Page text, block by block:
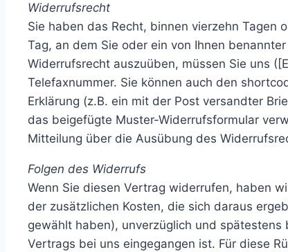
Widerrufsrecht
Sie haben das Recht, binnen vierzehn
Tag, an dem Sie oder ein von Ihnen
Widerrufsrecht auszuüben, müssen Sie uns
Telefaxnummer. Sie können auch den
Erklärung (z.B. ein mit der Post versandter
das beigefügte Muster-Widerrufsformular
Mitteilung über die Ausübung des
Folgen des Widerrufs
Wenn Sie diesen Vertrag widerrufen, haben
der zusätzlichen Kosten, die sich daraus
gewählt haben), unverzüglich und
Vertrags bei uns eingegangen ist. Für diese